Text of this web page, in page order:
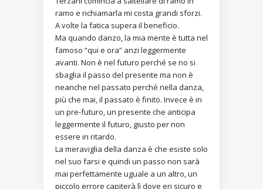
ramo e richiamarla mi costa grandi sforzi.
A volte la fatica supera il beneficio.
Ma quando danzo, la mia mente è tutta nel
famoso “qui e ora” anzi leggermente
avanti. Non è nel futuro perché se no si
sbaglia il passo del presente ma non è
neanche nel passato perché nella danza,
più che mai, il passato è finito. Invece è in
un pre-futuro, un presente che anticipa
leggermente il futuro, giusto per non
essere in ritardo.
La meraviglia della danza è che esiste solo
nel suo farsi e quindi un passo non sarà
mai perfettamente uguale a un altro, un
piccolo errore capiterà lì dove eri sicuro e